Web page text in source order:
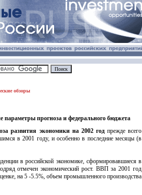
обзоры
параметры прогноза и федерального бюджета
развития экономики на 2002 годпрежде всего
в 2001 году, и особенно в последние месяцы (в
в российской экономике, сформировавшиеся в
отмечен экономический рост. ВВП за 2001 год
на 5 -5.5%, объем промышленного производства